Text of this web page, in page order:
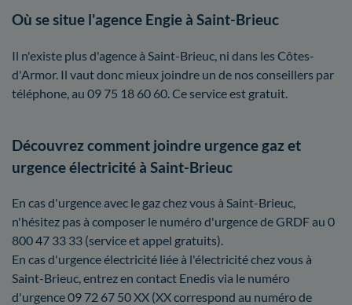
Où se situe l'agence Engie à Saint-Brieuc
Il n'existe plus d'agence à Saint-Brieuc, ni dans les Côtes-
d'Armor. Il vaut donc mieux joindre un de nos conseillers par
téléphone, au 09 75 18 60 60. Ce service est gratuit.
Découvrez comment joindre urgence gaz et
urgence électricité à Saint-Brieuc
En cas d'urgence avec le gaz chez vous à Saint-Brieuc,
n'hésitez pas à composer le numéro d'urgence de GRDF au 0
800 47 33 33 (service et appel gratuits).
En cas d'urgence électricité liée à l'électricité chez vous à
Saint-Brieuc, entrez en contact Enedis via le numéro
d'urgence 09 72 67 50 XX (XX correspond au numéro de